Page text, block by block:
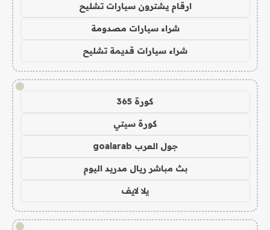
ارقام يشترون سيارات تشليح
شراء سيارات مصدومة
شراء سيارات قديمة تشليح
!
كورة 365
كورة سيتي
جول العرب goalarab
بث مباشر ريال مدريد اليوم
يلا لايف
!